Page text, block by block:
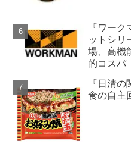
『ワー
ットシリ
場、高機
的コスパ
『日清
食の自主